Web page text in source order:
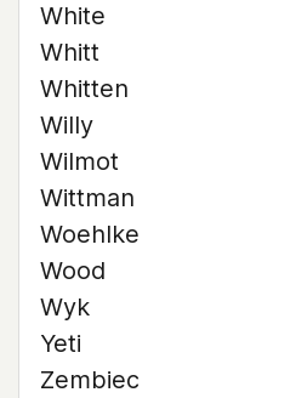
White
Whitt
Whitten
Willy
Wilmot
Wittman
Woehlke
Wood
Wyk
Yeti
Zembiec